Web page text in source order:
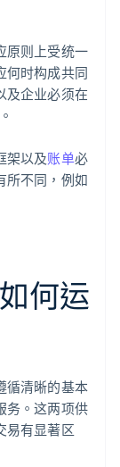
原则上受统一
何时构成共同
及企业必须在
架以及账单必
所不同，例如
何运
循清晰的基本
务。这两项供
易有显著区